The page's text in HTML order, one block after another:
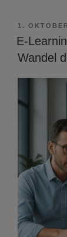
AM
1.
E-
Wandel